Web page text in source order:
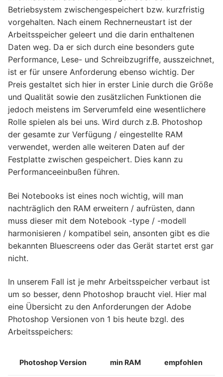
Betriebsystem zwischengespeichert bzw. kurzfristig
vorgehalten. Nach einem Rechnerneustart ist der
Arbeitsspeicher geleert und die darin enthaltenen
Daten weg. Da er sich durch eine besonders gute
Performance, Lese- und Schreibzugriffe, ausszeichnet,
ist er für unsere Anforderung ebenso wichtig. Der
Preis gestaltet sich hier in erster Linie durch die Größe
und Qualität sowie den zusätzlichen Funktionen die
jedoch meistens im Serverumfeld eine wesentlichere
Rolle spielen als bei uns. Wird durch z.B. Photoshop
der gesamte zur Verfügung / eingestellte RAM
verwendet, werden alle weiteren Daten auf der
Festplatte zwischen gespeichert. Dies kann zu
Performanceeinbußen führen.
Bei Notebooks ist eines noch wichtig, will man
nachträglich den RAM erweitern / aufrüsten, dann
muss dieser mit dem Notebook -type / -modell
harmonisieren / kompatibel sein, ansonten gibt es die
bekannten Bluescreens oder das Gerät startet erst gar
nicht.
In unserem Fall ist je mehr Arbeitsspeicher verbaut ist
um so besser, denn Photoshop braucht viel. Hier mal
eine Übersicht zu den Anforderungen der Adobe
Photoshop Versionen von 1 bis heute bzgl. des
Arbeitsspeichers:
Photoshop Version min RAM empfohlen